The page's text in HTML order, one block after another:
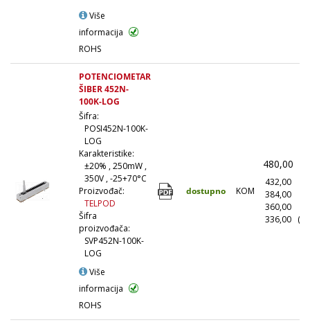
Više
informacija
ROHS
POTENCIOMETAR
ŠIBER 452N-
100K-LOG
Šifra:
POSI452N-100K-
LOG
Karakteristike:
±20% , 250mW ,
350V , -25+70°C
Proizvođač:
TELPOD
Šifra
proizvođača:
SVP452N-100K-
LOG
Više
informacija
ROHS
dostupno KOM
480,00
432,00
384,00
360,00
336,00